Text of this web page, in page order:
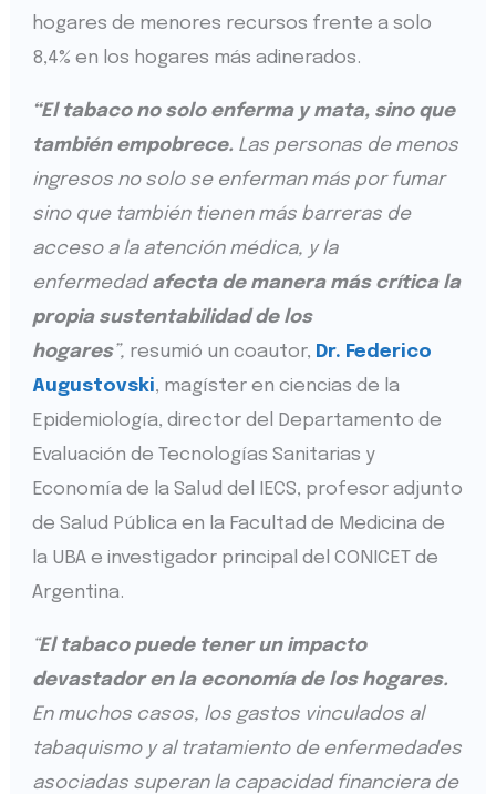
hogares de menores recursos frente a solo
8,4% en los hogares más adinerados.
“El tabaco no solo enferma y mata, sino que
también empobrece. Las personas de menos
ingresos no solo se enferman más por fumar
sino que también tienen más barreras de
acceso a la atención médica, y la
enfermedad afecta de manera más crítica la
propia sustentabilidad de los
hogares”, resumió un coautor, Dr. Federico
Augustovski, magíster en ciencias de la
Epidemiología, director del Departamento de
Evaluación de Tecnologías Sanitarias y
Economía de la Salud del IECS, profesor adjunto
de Salud Pública en la Facultad de Medicina de
la UBA e investigador principal del CONICET de
Argentina.
“El tabaco puede tener un impacto
devastador en la economía de los hogares.
En muchos casos, los gastos vinculados al
tabaquismo y al tratamiento de enfermedades
asociadas superan la capacidad financiera de